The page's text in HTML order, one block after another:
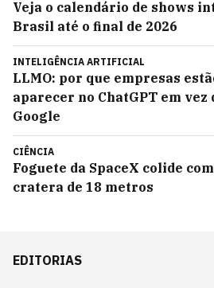
Veja o calendário de shows
Brasil até o final de 2026
INTELIGÊNCIA ARTIFICIAL
LLMO: por que empresas
aparecer no ChatGPT em vez
Google
CIÊNCIA
Foguete da SpaceX colide
cratera de 18 metros
EDITORIAS